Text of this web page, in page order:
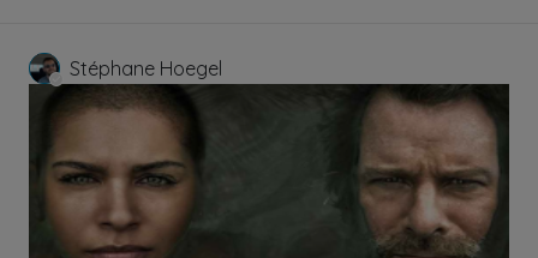
Stéphane Hoegel